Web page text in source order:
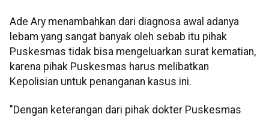
Ade Ary menambahkan dari diagnosa awal adanya
lebam yang sangat banyak oleh sebab itu pihak
Puskesmas tidak bisa mengeluarkan surat kematian,
karena pihak Puskesmas harus melibatkan
Kepolisian untuk penanganan kasus ini.
"Dengan keterangan dari pihak dokter Puskesmas